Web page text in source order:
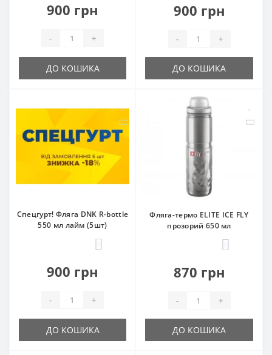
900 грн
- +
ДО КОШИКА
900 грн
- +
ДО КОШИКА
Спецгурт! Фляга DNK R-bottle
550 мл лайм (5шт)
900 грн
- +
ДО КОШИКА
Фляга-термо ELITE ICE FLY
прозорий 650 мл
870 грн
- +
ДО КОШИКА